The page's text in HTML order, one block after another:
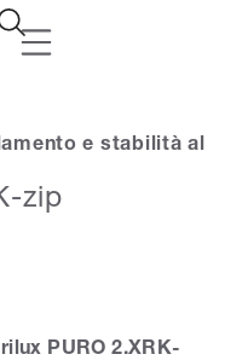
e stabilità al
zip
PURO 2.XRK-